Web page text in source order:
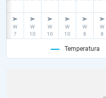
Temperatura